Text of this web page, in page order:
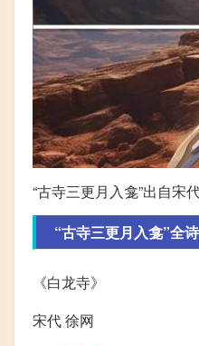
“古寺三更月入龛”出自宋
“古寺三更月入龛”全诗
《白龙寺》
宋代 徐网